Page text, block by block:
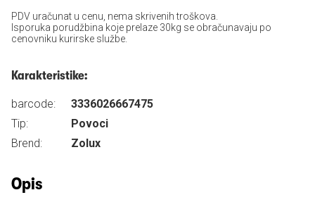
PDV uračunat u cenu, nema skrivenih troškova.
Isporuka porudžbina koje prelaze 30kg se obračunavaju po
cenovniku kurirske službe.
Karakteristike:
barcode:
3336026667475
Tip:
Povoci
Brend:
Zolux
Opis